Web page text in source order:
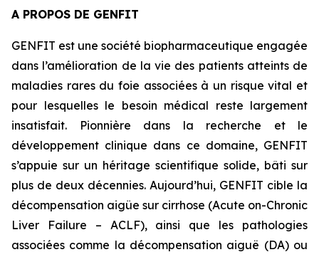
A PROPOS DE GENFIT
GENFIT est une société biopharmaceutique engagée
dans l’amélioration de la vie des patients atteints de
maladies rares du foie associées à un risque vital et
pour lesquelles le besoin médical reste largement
insatisfait. Pionnière dans la recherche et le
développement clinique dans ce domaine, GENFIT
s’appuie sur un héritage scientifique solide, bâti sur
plus de deux décennies. Aujourd’hui, GENFIT cible la
décompensation aigüe sur cirrhose (Acute on-Chronic
Liver Failure – ACLF), ainsi que les pathologies
associées comme la décompensation aiguë (DA) ou